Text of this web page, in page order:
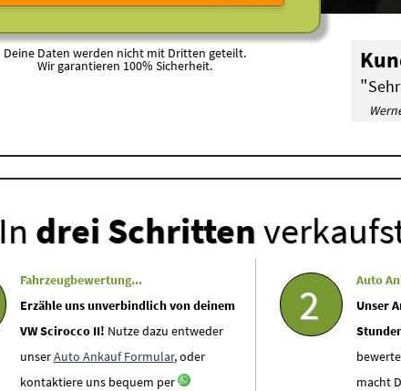
Deine Daten werden nicht mit Dritten geteilt.
Wir garantieren 100% Sicherheit.
"
In drei Schritten
Fahrzeugbewertung...
Erzähle uns unverbindlich von deinem
VW Scirocco II! Nutze dazu entweder
unserAuto Ankauf Formular, oder
kontaktiere uns bequem per
2
Auto
Unser
macht